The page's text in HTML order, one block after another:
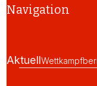
Navigation
Aktuell